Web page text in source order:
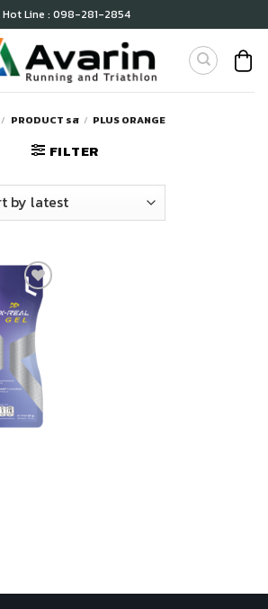
Hot Line : 098-281-2854
/ PRODUCT รส / PLUS ORANGE
FILTER
เก็บ
ใน
สินค้า
ที่ชอบ